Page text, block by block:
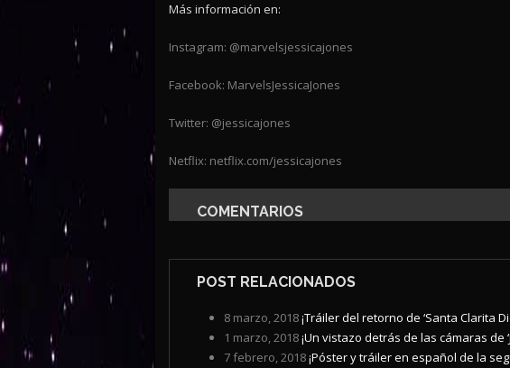
Más información en:
Instagram: @marvelsjessicajones
Facebook: MarvelsJessicaJones
Twitter: @jessicajones
Netflix: netflix.com/jessicajones
COMENTARIOS
POST RELACIONADOS
8 marzo, 2018¡Tráiler del retorno de ‘Santa Clarita
1 marzo, 2018¡Un vistazo detrás de las cámaras de
7 febrero, 2018¡Póster y tráiler en español de la